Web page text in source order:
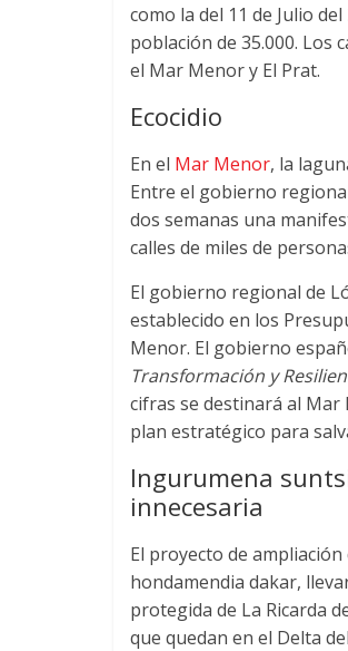
como la del 11 de Julio del
población de 35.000. Los
el Mar Menor y El Prat.
Ecocidio
En el Mar Menor, la
Entre el gobierno
dos semanas una
calles de miles de
El gobierno regional de
establecido en los
Menor. El gobierno
Transformación y
cifras se destinará al Mar
plan estratégico para
Ingurumena
innecesaria
El proyecto de
hondamendia dakar,
protegida de La Ricarda
que quedan en el Delta